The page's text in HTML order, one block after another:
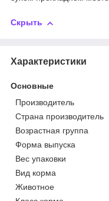
Скрыть
Характеристики
Основные
Производитель
Страна производитель
Возрастная группа
Форма выпуска
Вес упаковки
Вид корма
Животное